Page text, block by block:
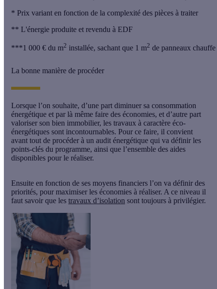
* Prix variant en fonction de la complexité des pièces à traiter
** L'énergie produite et revendu à EDF
***1 000 € du m2 installée, sachant que 1 m2 de panneaux
La bonne manière de procéder
Lorsque l’on souhaite, d’une part diminuer sa consommation
énergétique et par là même faire des économies, et d’autre part
valoriser son bien immobilier, les travaux à caractère éco-
énergétiques sont incontournables. Pour ce faire, il convient
avant tout de procéder à un audit énergétique qui va définir les
points-clés du programme, ainsi que l’ensemble des aides
disponibles pour le réaliser.
Ensuite en fonction de ses moyens financiers l’on va définir des
priorités, pour maximiser les économies à réaliser. A ce niveau il
faut savoir que les travaux d’isolation sont toujours à privilégier.